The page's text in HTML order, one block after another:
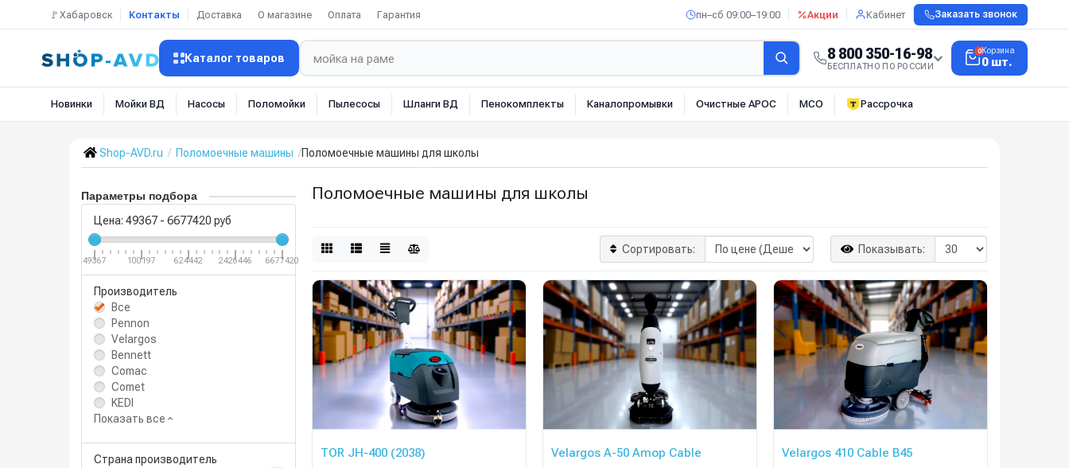
🚩Хабаровск Контакты Доставка О магазине Оплата Гарантия пн–сб 09:00–19:00 Акции Кабинет Заказать звонок
Каталог товаров 8 800 350-16-98
БЕСПЛАТНО ПО РОССИИ
0Корзина
0 шт.
Новинки Мойки ВД Насосы Поломойки Пылесосы Шланги ВД Пенокомплекты Каналопромывки Очистные АРОС МСО Рассрочка
Shop-AVD.ru Поломоечные машины Поломоечные машины для школы
Параметры подбора
Цена: 49367 - 6677420 руб
49367 100197 624442 2426446 6677420
Производитель
Все
Pennon
Velargos
Bennett
Comac
Comet
KEDI
Показать все
Страна производитель
Поломоечные машины для школы
Сортировать: Показывать:
TOR JH-400 (2038) Velargos A-50 Amop Cable Velargos 410 Cable B45